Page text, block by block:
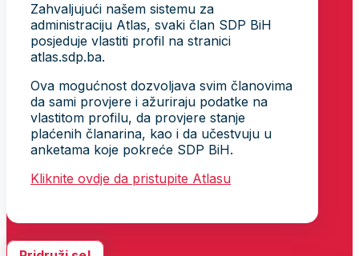
Zahvaljujući našem sistemu za
administraciju Atlas, svaki član SDP BiH
posjeduje vlastiti profil na stranici
atlas.sdp.ba.
Ova mogućnost dozvoljava svim članovima
da sami provjere i ažuriraju podatke na
vlastitom profilu, da provjere stanje
plaćenih članarina, kao i da učestvuju u
anketama koje pokreće SDP BiH.
Kliknite ovdje da pristupite Atlasu